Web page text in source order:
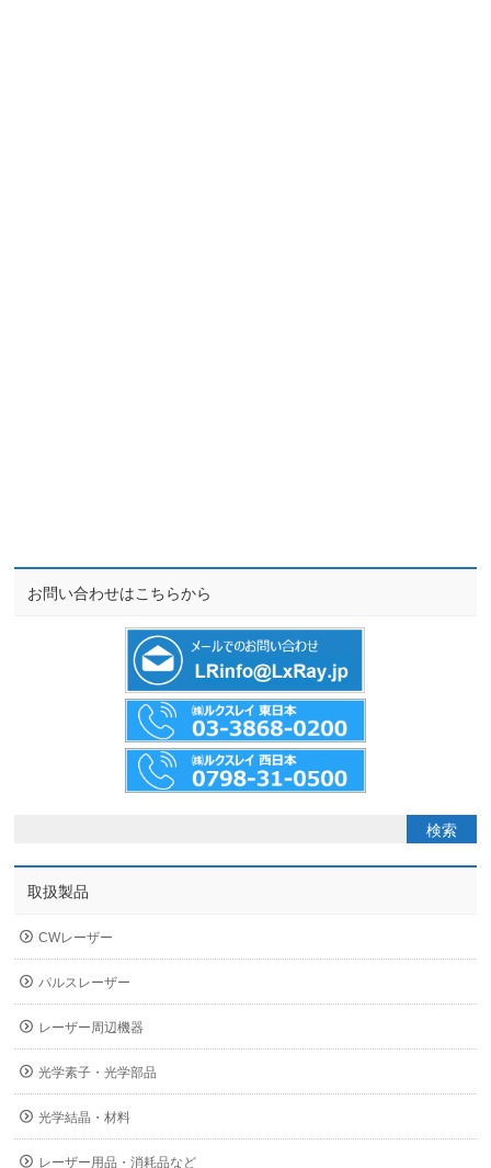
お問い合わせはこちらから
取扱製品
CWレーザー
パルスレーザー
レーザー周辺機器
光学素子・光学部品
光学結晶・材料
レーザー用品・消耗品など